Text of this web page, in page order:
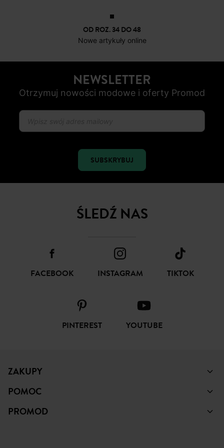
OD ROZ. 34 DO 48
Nowe artykuły online
NEWSLETTER
Otrzymuj nowości modowe i oferty Promod
SUBSKRYBUJ
ŚLEDŹ NAS
FACEBOOK INSTAGRAM TIKTOK
PINTEREST YOUTUBE
ZAKUPY
POMOC
PROMOD